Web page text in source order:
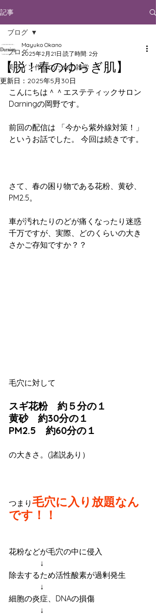
記事
ブログ
美ライン作りのための雑学
ブログ
【脱！春のゆらぎ肌】
Mayuko Okano
2025年2月21日 読了時間: 2分
更新日： 2025年5月30日
こんにちは＾＾エステティックサロン
Darningの岡野です。
前回の配信は 「今から紫外線対策！」
というお話でした。 今回は続きです。
さて、春の困り物である花粉、黄砂、
PM2.5。
車が汚れたりのどが痛くなったり迷惑
千万ですが、実際、どのくらいの大き
さかご存知ですか？？
毛穴に対して
スギ花粉　約５分の１
黄砂　約30分の１
PM2.5　約60分の１
の大きさ。(諸説あり）
つまり 毛穴に入り放題なん
です！！
花粉などが毛穴の中に侵入
↓
除去するため活性酸素が過剰発生
↓
細胞の炎症、DNAの損傷
↓